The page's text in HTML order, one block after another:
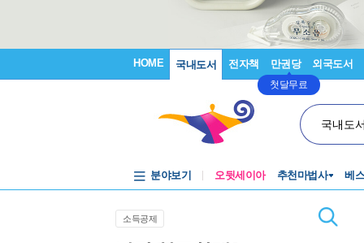
HOME 국내도서 전자책 만권당
첫달무료
외국도서
국내도
분야보기 오뒷세이아 추천마법사 베
소득공제